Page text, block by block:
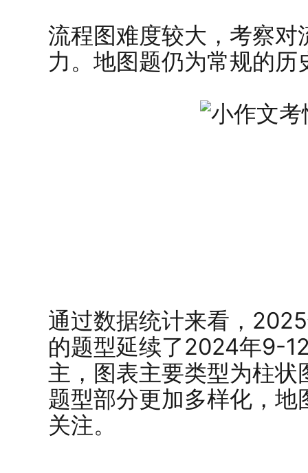
流程图难度较大，考察
力。地图题仍为常规的历
通过数据统计来看，
的题型延续了2024年9-
主，图表主要类型为柱
题型部分更加多样化，
关注。